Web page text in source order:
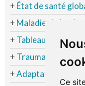
Ce
+ État de santé
+ Maladies
+ Tableaux Coup
+ Traumatismes
+Adaptation sociale